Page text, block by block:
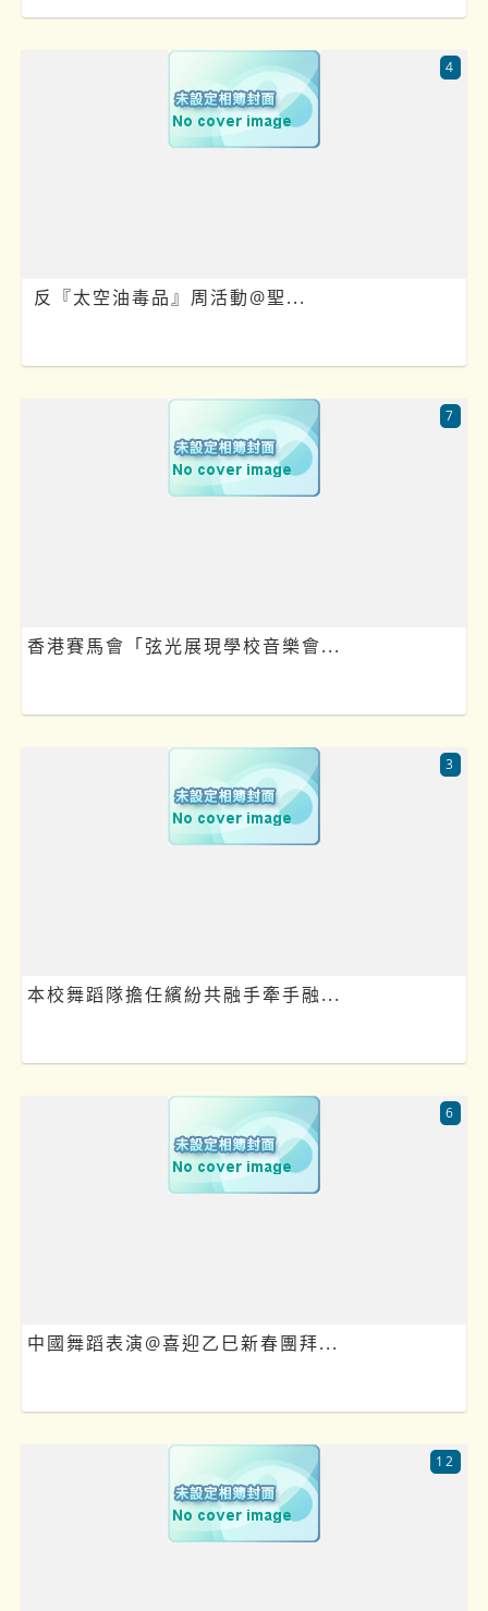
‍️ 反『太空油毒品』周活動@聖...
4
香港賽馬會「弦光展現學校音樂會...
7
本校舞蹈隊擔任繽紛共融手牽手融...
3
中國舞蹈表演@喜迎乙巳新春團拜...
6
12